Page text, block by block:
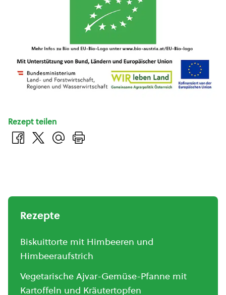
Rezept teilen
Rezepte
Biskuittorte mit Himbeeren und
Himbeeraufstrich
Vegetarische Ajvar-Gemüse-Pfanne mit
Kartoffeln und Kräutertopfen